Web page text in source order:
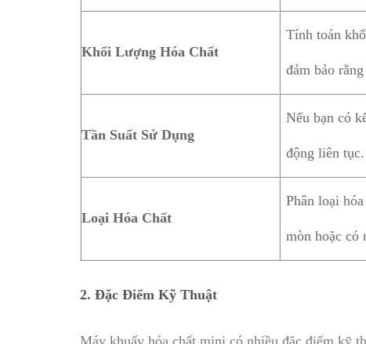
Khối Lượng Hóa Chất
Tính toán
đảm bảo
Tần Suất Sử Dụng
Nếu bạn có
động liên
Loại Hóa Chất
Phân loại
mòn hoặc có
2. Đặc Điểm Kỹ Thuật
Máy khuấy hóa chất mini có nhiều đặc điểm kỹ